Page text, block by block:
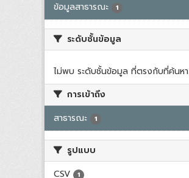
ข้อมูลสาธารณะ
1
ระดับชั้นข้อมูล
ไม่พบ ระดับชั้นข้อมูล ที่ตรงกับที่ค้นหา
การเข้าถึง
สาธารณะ
1
รูปแบบ
CSV
1